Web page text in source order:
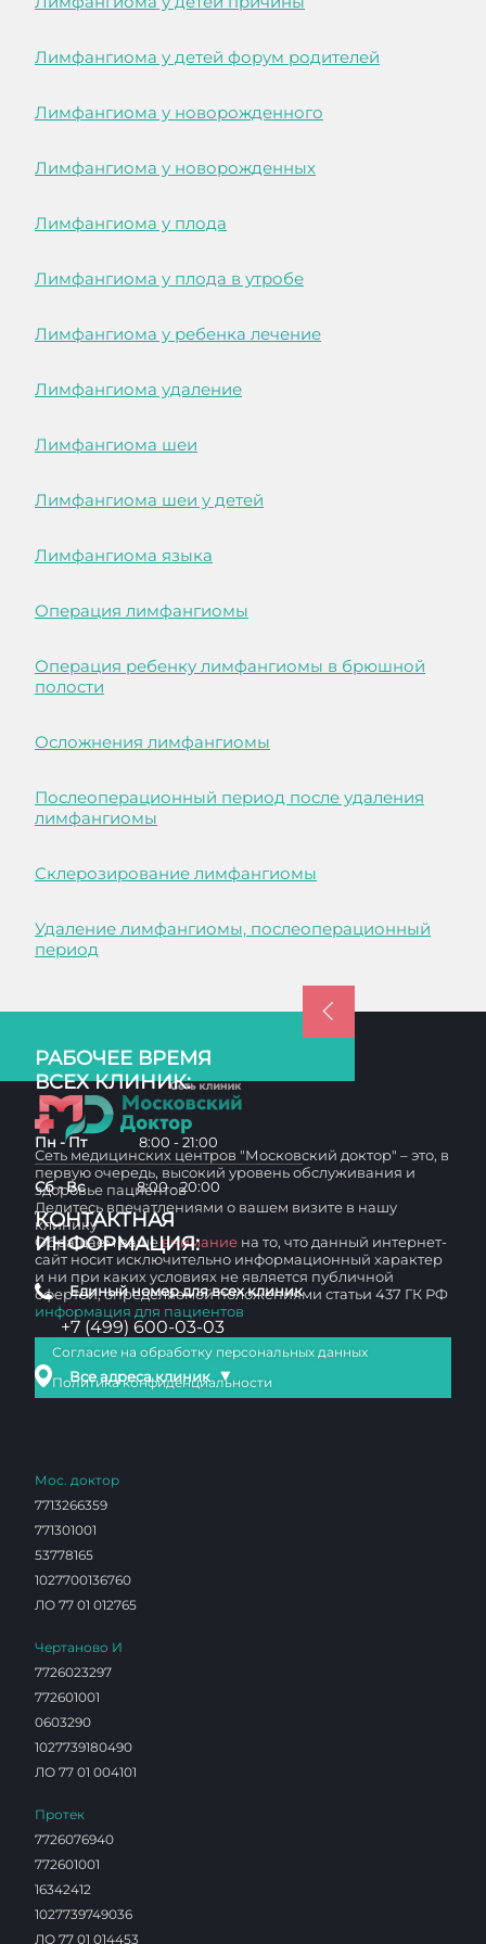
Лимфангиома у детей форум родителей
Лимфангиома у новорожденного
Лимфангиома у новорожденных
Лимфангиома у плода
Лимфангиома у плода в утробе
Лимфангиома у ребенка лечение
Лимфангиома удаление
Лимфангиома шеи
Лимфангиома шеи у детей
Лимфангиома языка
Операция лимфангиомы
Операция ребенку лимфангиомы в брюшной
полости
Осложнения лимфангиомы
Послеоперационный период после удаления
лимфангиомы
Склерозирование лимфангиомы
Удаление лимфангиомы, послеоперационный
период
РАБОЧЕЕ ВРЕМЯ
ВСЕХ КЛИНИК:
Пн - Пт 8:00 - 21:00
Сб - Вс 8:00 - 20:00
КОНТАКТНАЯ
ИНФОРМАЦИЯ:
Единый номер для всех клиник
+7 (499) 600-03-03
Все адреса клиник ▼
Сеть медицинских центров "Московский доктор" – это, в
первую очередь, высокий уровень обслуживания и
здоровье пациентов
Делитесь впечатлениями о вашем визите в нашу
клинику
Обращаем вашевнимание на то, что данный интернет-
сайт носит исключительно информационный характер
и ни при каких условиях не является публичной
офертой, определяемой положениями статьи 437 ГК РФ
информация для пациентов
Согласие на обработку персональных данных
Политика конфиденциальности
Мос. доктор
7713266359
771301001
53778165
1027700136760
ЛО 77 01 012765
Чертаново И
7726023297
772601001
0603290
1027739180490
ЛО 77 01 004101
Протек
7726076940
772601001
16342412
1027739749036
ЛО 77 01 014453